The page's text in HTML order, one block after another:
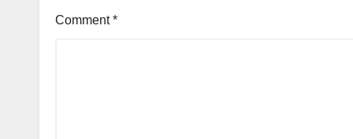
Comment*